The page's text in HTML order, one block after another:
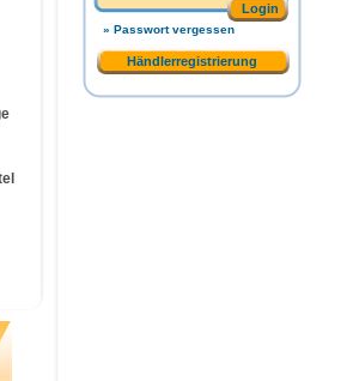
Login
» Passwort vergessen
Händlerregistrierung